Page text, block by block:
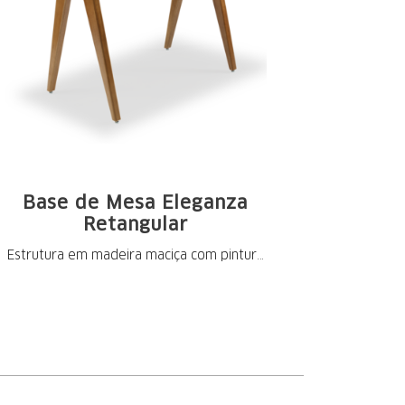
Base de Mesa Eleganza
Retangular
Estrutura em madeira maciça com pintura